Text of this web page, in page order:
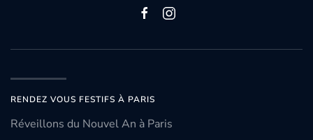
RENDEZ VOUS FESTIFS À PARIS
Réveillons du Nouvel An à Paris